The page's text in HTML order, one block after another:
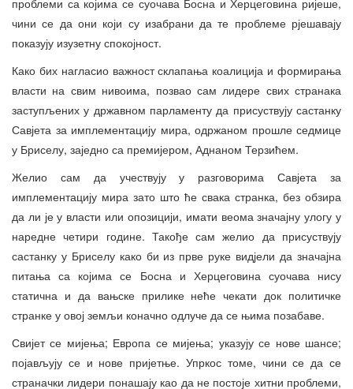
чини се да они који су изабрани да те проблеме рјешавају
показују изузетну спокојност.
Како бих нагласио важност склапања коалиција и формирања
власти на свим нивоима, позвао сам лидере свих странака
заступљених у државном парламенту да присуствују састанку
Савјета за имплементацију мира, одржаном прошле седмице
у Бриселу, заједно са премијером, Аднаном Терзићем.
Желио сам да учествују у разговорима Савјета за
имплементацију мира зато што ће свака странка, без обзира
да ли је у власти или опозицији, имати веома значајну улогу у
наредне четири године. Такође сам желио да присуствују
састанку у Бриселу како би из прве руке видјели да значајна
питања са којима се Босна и Херцеговина суочава нису
статична и да вањске прилике неће чекати док политичке
странке у овој земљи коначно одлуче да се њима позабаве.
Свијет се мијења; Европа се мијења; указују се нове шансе;
појављују се и нове пријетње. Упркос томе, чини се да се
страначки лидери понашају као да не постоје хитни проблеми,